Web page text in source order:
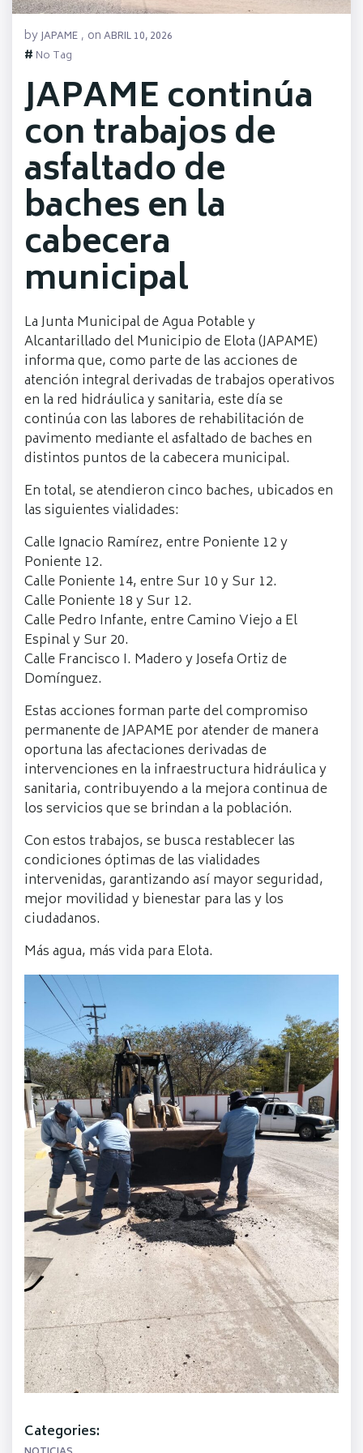
byJAPAME , onABRIL 10, 2026
# No Tag
JAPAME continúa
con trabajos de
asfaltado de
baches en la
cabecera
municipal
La Junta Municipal de Agua Potable y
Alcantarillado del Municipio de Elota (JAPAME)
informa que, como parte de las acciones de
atención integral derivadas de trabajos operativos
en la red hidráulica y sanitaria, este día se
continúa con las labores de rehabilitación de
pavimento mediante el asfaltado de baches en
distintos puntos de la cabecera municipal.
En total, se atendieron cinco baches, ubicados en
las siguientes vialidades:
Calle Ignacio Ramírez, entre Poniente 12 y
Poniente 12.
Calle Poniente 14, entre Sur 10 y Sur 12.
Calle Poniente 18 y Sur 12.
Calle Pedro Infante, entre Camino Viejo a El
Espinal y Sur 20.
Calle Francisco I. Madero y Josefa Ortiz de
Domínguez.
Estas acciones forman parte del compromiso
permanente de JAPAME por atender de manera
oportuna las afectaciones derivadas de
intervenciones en la infraestructura hidráulica y
sanitaria, contribuyendo a la mejora continua de
los servicios que se brindan a la población.
Con estos trabajos, se busca restablecer las
condiciones óptimas de las vialidades
intervenidas, garantizando así mayor seguridad,
mejor movilidad y bienestar para las y los
ciudadanos.
Más agua, más vida para Elota.
Categories: